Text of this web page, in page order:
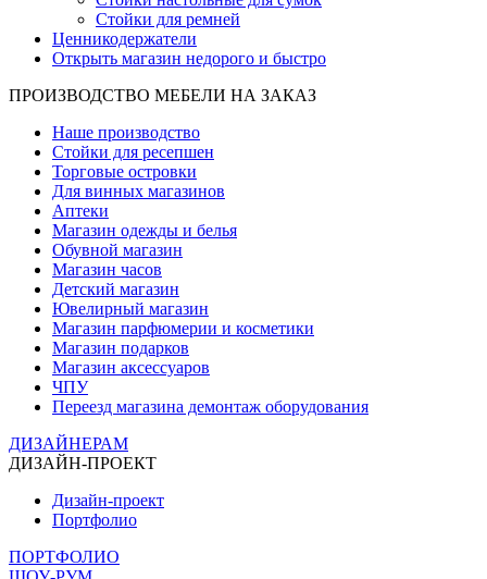
Стойки для ремней
Ценникодержатели
Открыть магазин недорого и быстро
ПРОИЗВОДСТВО МЕБЕЛИ НА ЗАКАЗ
Наше производство
Стойки для ресепшен
Торговые островки
Для винных магазинов
Аптеки
Магазин одежды и белья
Обувной магазин
Магазин часов
Детский магазин
Ювелирный магазин
Магазин парфюмерии и косметики
Магазин подарков
Магазин аксессуаров
ЧПУ
Переезд магазина демонтаж оборудования
ДИЗАЙНЕРАМ
ДИЗАЙН-ПРОЕКТ
Дизайн-проект
Портфолио
ПОРТФОЛИО